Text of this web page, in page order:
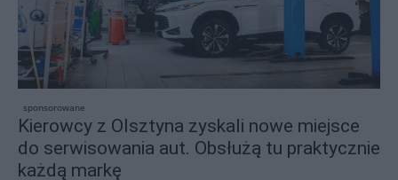
sponsorowane
Kierowcy z Olsztyna zyskali nowe miejsce
do serwisowania aut. Obsłużą tu praktycznie
każdą markę